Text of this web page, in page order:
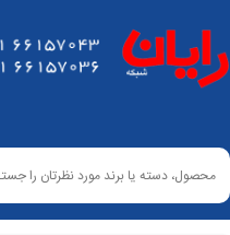
Home
صفحه اصلی
خدمات فنی
فروش ویژه